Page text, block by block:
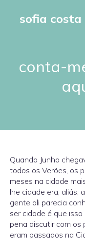
sofia
conta-
Quando Junho
todos os Verões, os
meses na cidade
lhe cidade era, aliás,
gente ali parecia
ser cidade é que
pena discutir com os
eram passados na